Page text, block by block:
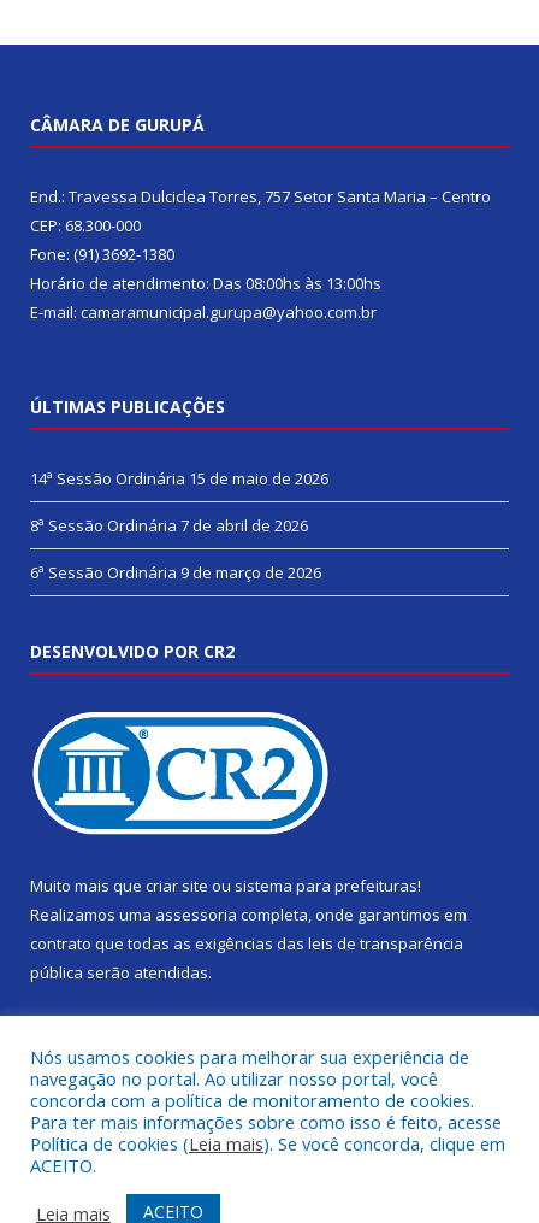
CÂMARA DE GURUPÁ
End.: Travessa Dulciclea Torres, 757 Setor Santa Maria – Centro
CEP: 68.300-000
Fone: (91) 3692-1380
Horário de atendimento: Das 08:00hs às 13:00hs
E-mail: camaramunicipal.gurupa@yahoo.com.br
ÚLTIMAS PUBLICAÇÕES
14ª Sessão Ordinária 15 de maio de 2026
8ª Sessão Ordinária 7 de abril de 2026
6ª Sessão Ordinária 9 de março de 2026
DESENVOLVIDO POR CR2
Muito mais que criar site ou sistema para prefeituras!
Realizamos uma assessoria completa, onde garantimos em
contrato que todas as exigências das leis de transparência
pública serão atendidas.
Todos os direitos reservados a Câmara Municipal de Gurupá.
Mapa do Site
Acessar Área Administrativa
Nós usamos cookies para melhorar sua experiência de
navegação no portal. Ao utilizar nosso portal, você
concorda com a política de monitoramento de cookies.
Para ter mais informações sobre como isso é feito, acesse
Política de cookies (Leia mais). Se você concorda, clique em
ACEITO.
Leia mais
ACEITO